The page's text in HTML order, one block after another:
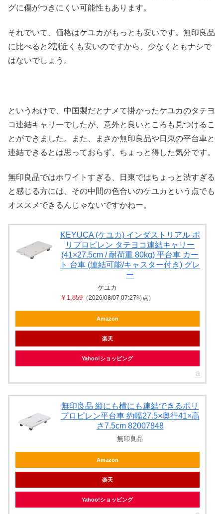
グに傷がつきにくい可能性もあります。
それでいて、価格はケユカがもっとも安いです。無印良品
に比べると2割近くも安いのですから、少なくともナシで
はないでしょう。
というわけで、中国製だとナメて掛かったケユカのタテヨ
コ連結キャリーでしたが、意外と良いところも見つけるこ
とができました。また、まさか無印良品や日東の平台車と
連結できるとは思っておらず、ちょっと得した気分です。
無印良品ではホワイトすぎる、日東ではちょっと渋すぎる
と感じる方には、その中間の色合いのケユカという点でも
オススメできるんじゃないですかねー。
KEYUCA (ケユカ) インダストリアル ポ
リプロピレン タテヨコ連結キャリー
(41×27.5cm / 耐荷重 80kg) 平台車 カー
ト 台車 (連結可能/キャスター付き) グレ
ー
ケユカ
￥1,859 （2026/08/07 07:27時点）
Amazon
楽天
Yahoo!ショッピング
無印良品 縦にも横にも連結できるポリ
プロピレン平台車 約幅27.5×奥行41×高
さ7.5cm 82007848
無印良品
Amazon
楽天
Yahoo!ショッピング